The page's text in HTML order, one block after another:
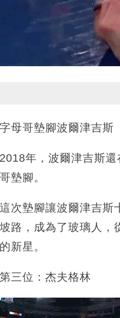
字母哥墊腳波爾津吉斯
2018年，波爾津吉斯
哥墊腳。
這次墊腳讓波爾津吉斯
坡路，成為了玻璃人，
的新星。
第三位：杰夫格林